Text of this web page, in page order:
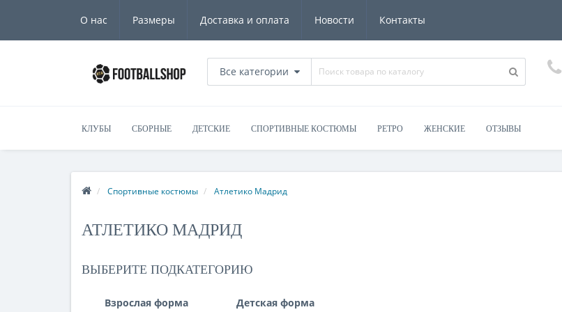
О нас Размеры Доставка и оплата Новости Контакты
Все категории
КЛУБЫ СБОРНЫЕ ДЕТСКИЕ СПОРТИВНЫЕ КОСТЮМЫ РЕТРО ЖЕНСКИЕ ОТЗЫВЫ
Спортивные костюмы Атлетико Мадрид
АТЛЕТИКО МАДРИД
ВЫБЕРИТЕ ПОДКАТЕГОРИЮ
Взрослая форма Детская форма